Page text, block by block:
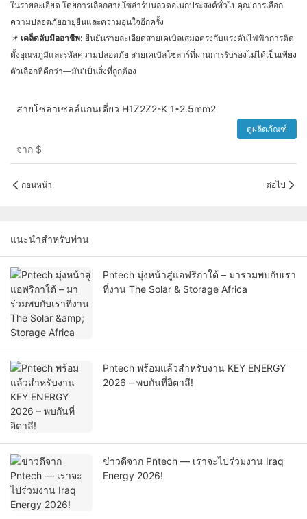
ในรายละเอียด โดยการเลือกสายโซล่าร์บนลวดอเนกประสงค์ทั่วไปคุณ’การเลือก
ความปลอดภัยอายุยืนและความอุ่นใจอีกครั้ง
📌 เคล็ดลับมืออาชีพ: ยืนยันรายละเอียดสายเคเบิลเสมอตรงกับแรงดันไฟฟ้าการติด
ตั้งอุณหภูมิและรหัสความปลอดภัย สายเคเบิลโซลาร์ที่ผ่านการรับรองไม่ได้เป็นเพียง
ตัวเลือกที่ดีกว่า—มัน’เป็นสิ่งที่ถูกต้อง
สายโซล่าเซลล์แกนเดี่ยว H1Z2Z2-K 1*2.5mm2
จาก $
ดูผลิตภัณฑ์
ก่อนหน้า ต่อไป
แนะนำสำหรับท่าน
Pntech มุ่งหน้าสู่แอฟริกาใต้ – มาร่วมพบกับเรา
ที่งาน The Solar & Storage Africa
Pntech พร้อมแล้วสำหรับงาน KEY ENERGY
2026 – พบกันที่อิตาลี!
ข่าวดีจาก Pntech — เราจะไปร่วมงาน Iraq
Energy 2026!